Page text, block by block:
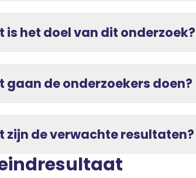
is het doel van dit onderzoek?
gaan de onderzoekers doen?
zijn de verwachte resultaten?